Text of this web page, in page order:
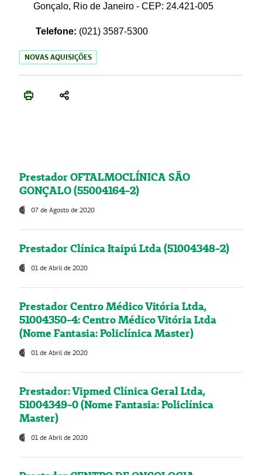
Gonçalo, Rio de Janeiro - CEP: 24.421-005
Telefone: (021) 3587-5300
NOVAS AQUISIÇÕES
Prestador OFTALMOCLÍNICA SÃO
GONÇALO (55004164-2)
07 de Agosto de 2020
Prestador Clínica Itaipú Ltda (51004348-2)
01 de Abril de 2020
Prestador Centro Médico Vitória Ltda,
51004350-4: Centro Médico Vitória Ltda
(Nome Fantasia: Policlínica Master)
01 de Abril de 2020
Prestador: Vipmed Clínica Geral Ltda,
51004349-0 (Nome Fantasia: Policlínica
Master)
01 de Abril de 2020